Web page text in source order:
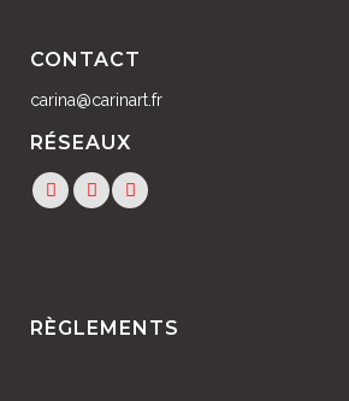
CONTACT
carina@carinart.fr
RÉSEAUX
RÈGLEMENTS